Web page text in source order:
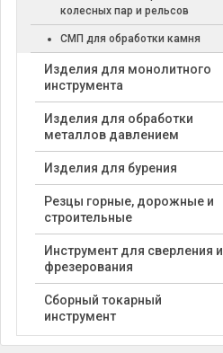
колесных пар и рельсов
СМП для обработки камня
Изделия для монолитного
инструмента
Изделия для обработки
металлов давлением
Изделия для бурения
Резцы горные, дорожные и
строительные
Инструмент для сверления и
фрезерования
Сборный токарный
инструмент